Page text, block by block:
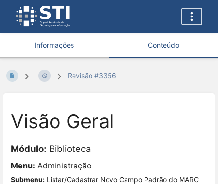
Informações Conteúdo
Revisão #3356
Visão Geral
Módulo: Biblioteca
Menu: Administração
Submenu: Listar/Cadastrar Novo Campo Padrão do MARC